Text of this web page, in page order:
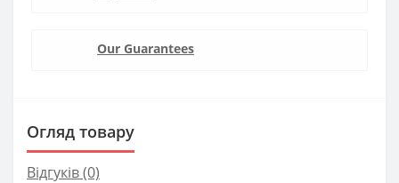
Our Guarantees
Огляд товару
Відгуків (0)